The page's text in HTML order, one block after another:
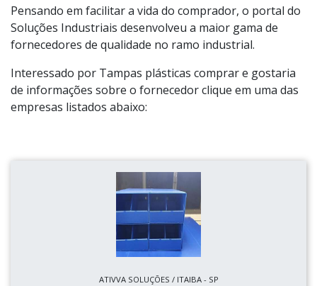
Pensando em facilitar a vida do comprador, o portal do
Soluções Industriais desenvolveu a maior gama de
fornecedores de qualidade no ramo industrial.
Interessado por Tampas plásticas comprar e gostaria
de informações sobre o fornecedor clique em uma das
empresas listados abaixo:
ATIVVA SOLUÇÕES / ITAIBA - SP